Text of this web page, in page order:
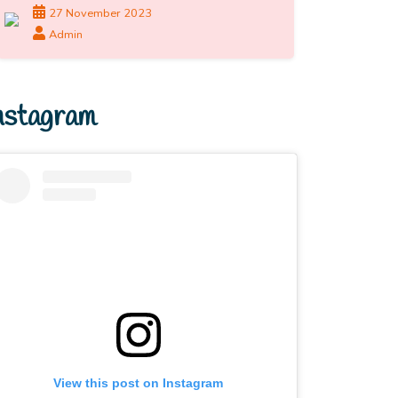
27 November 2023
Admin
View this post on Instagram